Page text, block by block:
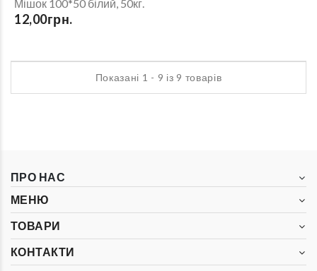
Мішок 100*50 білий, 50кг.
12,00грн.
Показані 1 - 9 із 9 товарів
ПРО НАС
МЕНЮ
ТОВАРИ
КОНТАКТИ